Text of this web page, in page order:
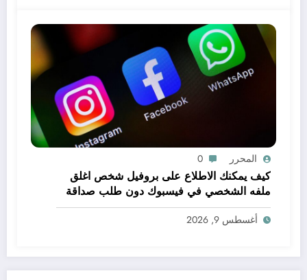
المحرر 0
كيف يمكنك الاطلاع على بروفيل شخص اغلق
ملفه الشخصي في فيسبوك دون طلب صداقة
.. الاطلاع على محتوى صفحة شخص اغلق ملفه
الشخصي في فيسبوك دون طلب صداقة
أغسطس 9, 2026